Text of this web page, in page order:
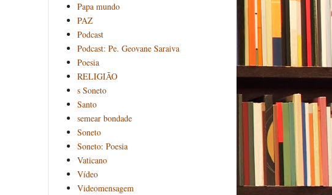
Papa mundo
PAZ
Podcast
Podcast: Pe. Geovane Saraiva
Poesia
RELIGIÃO
s Soneto
Santo
semear bondade
Soneto
Soneto: Poesia
Vaticano
Vídeo
Videomensagem